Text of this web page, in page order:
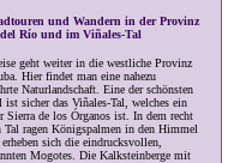
und Wandern in der Provinz
Río und im Viñales-Tal
geht weiter in die westliche Provinz
Hier findet man eine nahezu
Naturlandschaft. Eine der schönsten
ist sicher das Viñales-Tal, welches ein
Sierra de los Órganos ist. In dem recht
Tal ragen Königspalmen in den Himmel
erheben sich die eindrucksvollen,
Mogotes. Die Kalksteinberge mit